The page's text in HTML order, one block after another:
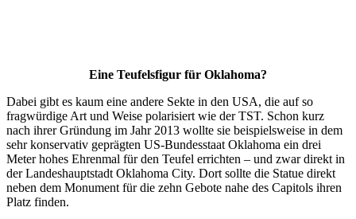
Eine Teufelsfigur für Oklahoma?
Dabei gibt es kaum eine andere Sekte in den USA, die auf so
fragwürdige Art und Weise polarisiert wie der TST. Schon kurz
nach ihrer Gründung im Jahr 2013 wollte sie beispielsweise in dem
sehr konservativ geprägten US-Bundesstaat Oklahoma ein drei
Meter hohes Ehrenmal für den Teufel errichten – und zwar direkt in
der Landeshauptstadt Oklahoma City. Dort sollte die Statue direkt
neben dem Monument für die zehn Gebote nahe des Capitols ihren
Platz finden.